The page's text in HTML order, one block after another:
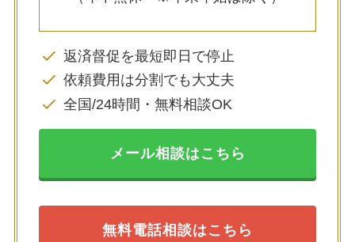
返済督促を最短即日で停止
依頼費用は分割でも大丈夫
全国/24時間・無料相談OK
メール相談はこちら
無料電話相談はこちら